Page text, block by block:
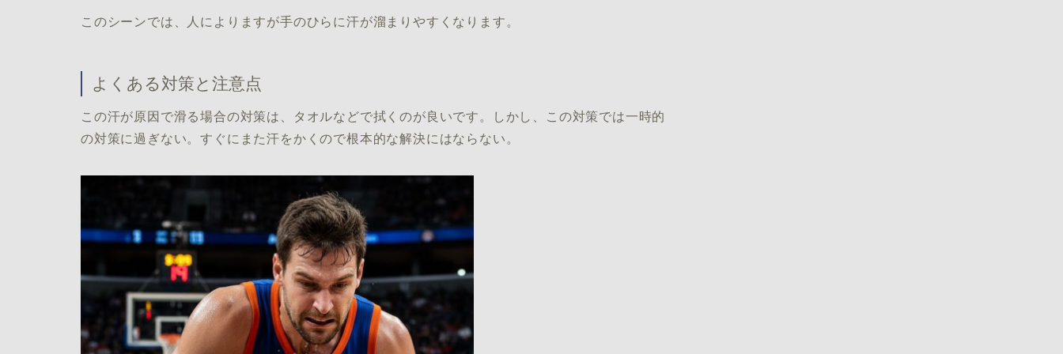
このシーンでは、人によりますが手のひらに汗が溜まりやすくなります。
よくある対策と注意点
この汗が原因で滑る場合の対策は、タオルなどで拭くのが良いです。しかし、この対策では一時的
の対策に過ぎない。すぐにまた汗をかくので根本的な解決にはならない。